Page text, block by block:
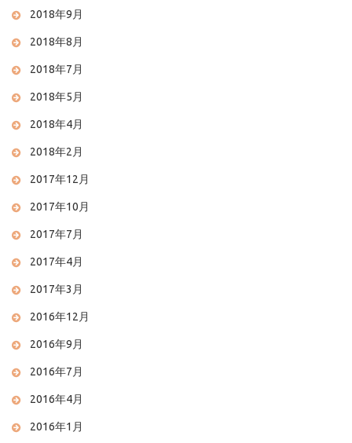
2018年9月
2018年8月
2018年7月
2018年5月
2018年4月
2018年2月
2017年12月
2017年10月
2017年7月
2017年4月
2017年3月
2016年12月
2016年9月
2016年7月
2016年4月
2016年1月